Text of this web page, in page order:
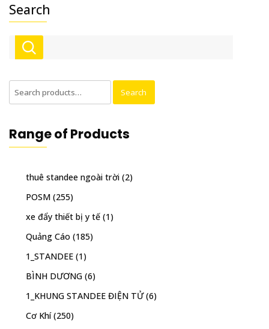
Search
Search
for:
Search
Range of Products
thuê standee ngoài trời (2)
POSM (255)
xe đẩy thiết bị y tế (1)
Quảng Cáo (185)
1_STANDEE (1)
BÌNH DƯƠNG (6)
1_KHUNG STANDEE ĐIỆN TỬ (6)
Cơ Khí (250)